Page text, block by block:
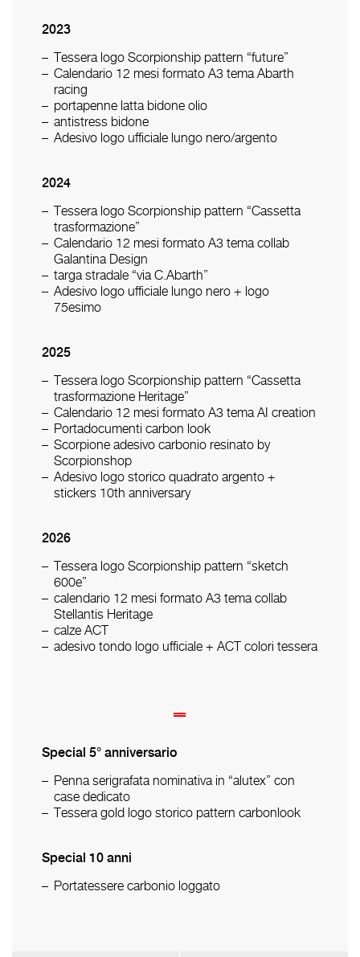
2023
Tessera logo Scorpionship pattern “future”
Calendario 12 mesi formato A3 tema Abarth
racing
portapenne latta bidone olio
antistress bidone
Adesivo logo ufficiale lungo nero/argento
2024
Tessera logo Scorpionship pattern “Cassetta
trasformazione”
Calendario 12 mesi formato A3 tema collab
Galantina Design
targa stradale “via C.Abarth”
Adesivo logo ufficiale lungo nero + logo
75esimo
2025
Tessera logo Scorpionship pattern “Cassetta
trasformazione Heritage”
Calendario 12 mesi formato A3 tema AI creation
Portadocumenti carbon look
Scorpione adesivo carbonio resinato by
Scorpionshop
Adesivo logo storico quadrato argento +
stickers 10th anniversary
2026
Tessera logo Scorpionship pattern “sketch
600e”
calendario 12 mesi formato A3 tema collab
Stellantis Heritage
calze ACT
adesivo tondo logo ufficiale + ACT colori tessera
Special 5° anniversario
Penna serigrafata nominativa in “alutex” con
case dedicato
Tessera gold logo storico pattern carbonlook
Special 10 anni
Portatessere carbonio loggato